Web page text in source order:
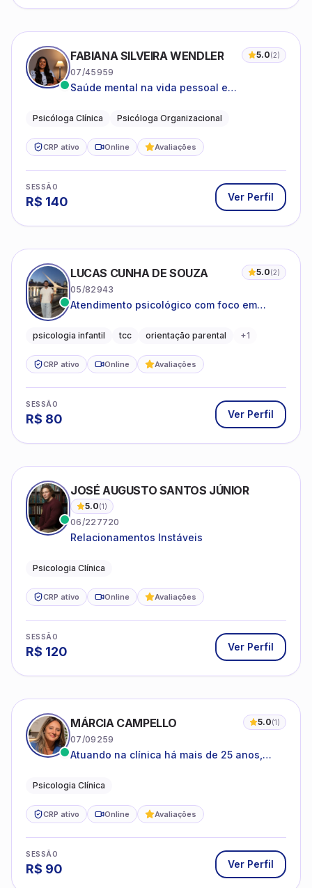
FABIANA SILVEIRA WENDLER 5.0(2)
07/45959
Saúde mental na vida pessoal e
Psicóloga Clínica Psicóloga Organizacional
CRP ativo Online Avaliações
SESSÃO
R$ 140 Ver Perfil
LUCAS CUNHA DE SOUZA 5.0(2)
05/82943
Atendimento psicológico com foco em
promovendo equilíbrio emocional e
psicologia infantil tcc orientação parental +1
CRP ativo Online Avaliações
SESSÃO
R$ 80 Ver Perfil
JOSÉ AUGUSTO SANTOS JÚNIOR
5.0(1)
06/227720
Relacionamentos Instáveis
Psicologia Clínica
CRP ativo Online Avaliações
SESSÃO
R$ 120 Ver Perfil
MÁRCIA CAMPELLO 5.0(1)
07/09259
Atuando na clínica há mais de 25 anos,
estruturas, com experiência em
Psicologia Clínica
CRP ativo Online Avaliações
SESSÃO
R$ 90 Ver Perfil